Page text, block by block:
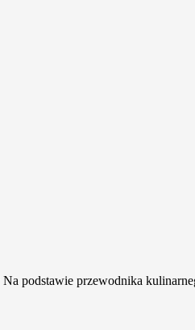
Na podstawie przewodnika